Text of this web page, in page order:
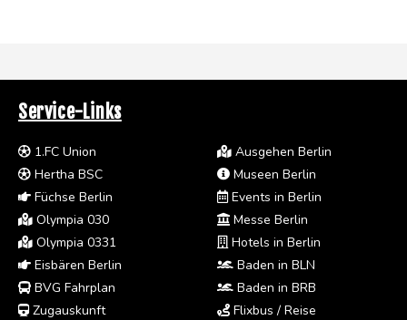
Service-Links
1.FC Union
Hertha BSC
Füchse Berlin
Olympia 030
Olympia 0331
Eisbären Berlin
BVG Fahrplan
Zugauskunft
Ausgehen Berlin
Museen Berlin
Events in Berlin
Messe Berlin
Hotels in Berlin
Baden in BLN
Baden in BRB
Flixbus / Reise